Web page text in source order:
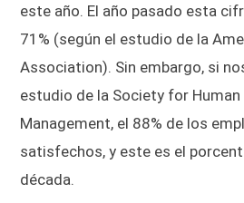
este año. El año pasado esta
71% (según el estudio de la
Association). Sin embargo, si
estudio de la Society for Human
Management, el 88% de los
satisfechos, y este es el
década.